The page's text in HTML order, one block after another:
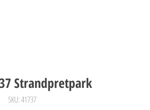
Strandpretpark
SKU: 41737